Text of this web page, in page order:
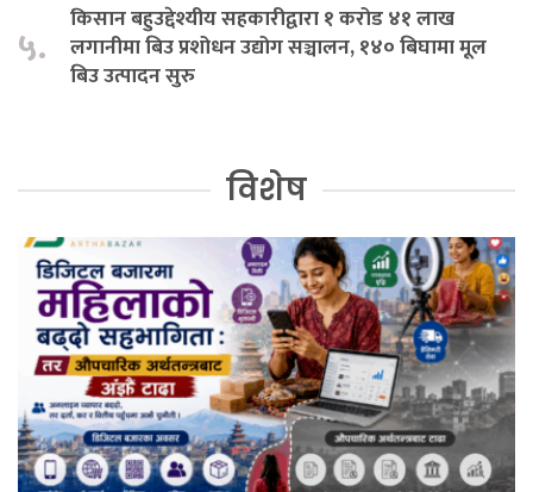
५.
किसान बहुउद्देश्यीय सहकारीद्वारा १ करोड ४१ लाख
लगानीमा बिउ प्रशोधन उद्योग सञ्चालन, १४० बिघामा मूल
बिउ उत्पादन सुरु
विशेष